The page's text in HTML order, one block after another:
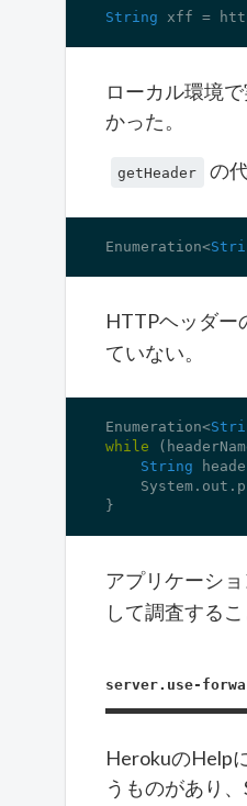
String xff =
ローカル環境
かった。
getHeader の
Enumeration<
HTTPヘッダー
ていない。
Enumeration<
while
String
}
アプリケーシ
して調査するこ
server.use-
HerokuのHelp
うものがあり